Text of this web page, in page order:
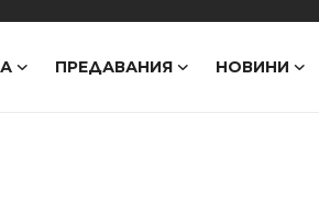
ПРЕДАВАНИЯ НОВИНИ